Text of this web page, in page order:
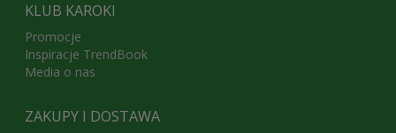
KLUB KAROKI
Promocje
Inspiracje TrendBook
Media o nas
ZAKUPY I DOSTAWA